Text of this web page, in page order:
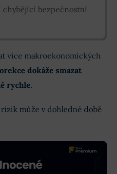
bezpečnostní
více makroekonomických
dokáže smazat
rychle.
může v dohledné době